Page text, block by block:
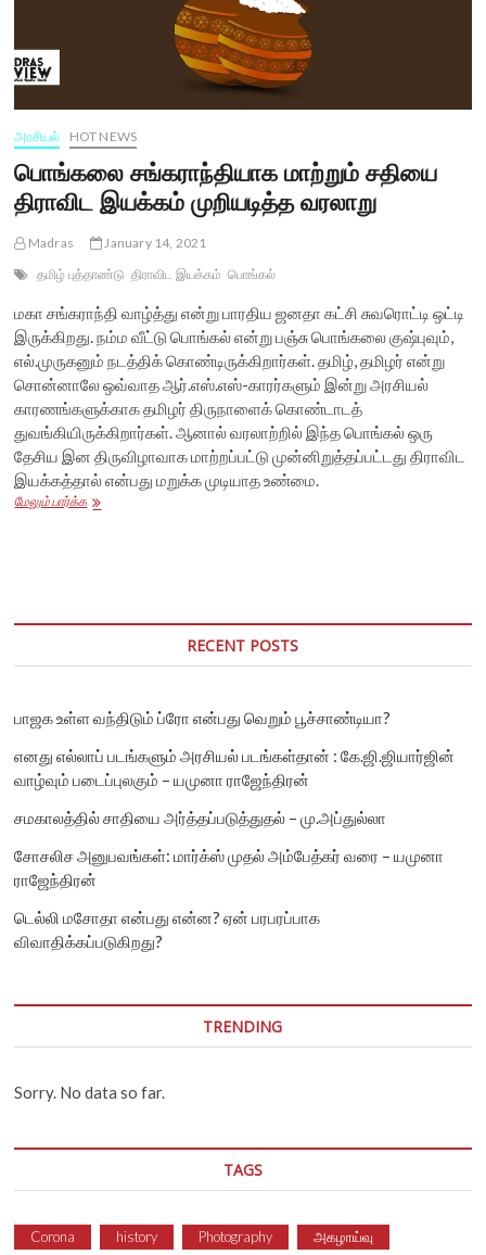
அரசியல் HOT NEWS
பொங்கலை சங்கராந்தியாக மாற்றும் சதியை
திராவிட இயக்கம் முறியடித்த வரலாறு
Madras
January 14, 2021
தமிழ் புத்தாண்டு திராவிட இயக்கம் பொங்கல்
மகா சங்கராந்தி வாழ்த்து என்று பாரதிய ஜனதா கட்சி சுவரொட்டி ஒட்டி
இருக்கிறது. நம்ம வீட்டு பொங்கல் என்று பஞ்சு பொங்கலை குஷ்புவும்,
எல்.முருகனும் நடத்திக் கொண்டிருக்கிறார்கள். தமிழ், தமிழர் என்று
சொன்னாலே ஒவ்வாத ஆர்.எஸ்.எஸ்-காரர்களும் இன்று அரசியல்
காரணங்களுக்காக தமிழர் திருநாளைக் கொண்டாடத்
துவங்கியிருக்கிறார்கள். ஆனால் வரலாற்றில் இந்த பொங்கல் ஒரு
தேசிய இன திருவிழாவாக மாற்றப்பட்டு முன்னிறுத்தப்பட்டது திராவிட
இயக்கத்தால் என்பது மறுக்க முடியாத உண்மை.
மேலும் பார்க்கபொங்கலை
RECENT POSTS
பாஜக உள்ள வந்திடும் ப்ரோ என்பது வெறும் பூச்சாண்டியா?
எனது எல்லாப் படங்களும் அரசியல் படங்கள்தான் : கே.ஜி.ஜியார்ஜின்
வாழ்வும் படைப்புலகும் – யமுனா ராஜேந்திரன்
சமகாலத்தில் சாதியை அர்த்தப்படுத்துதல் – மு.அப்துல்லா
சோசலிச அனுபவங்கள்: மார்க்ஸ் முதல் அம்பேத்கர் வரை – யமுனா
ராஜேந்திரன்
டெல்லி மசோதா என்பது என்ன? ஏன் பரபரப்பாக
விவாதிக்கப்படுகிறது?
TRENDING
Sorry. No data so far.
TAGS
Corona history Photography அகழாய்வு